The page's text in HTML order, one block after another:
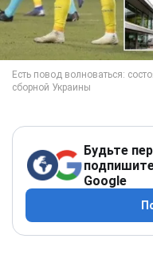
Будьте
Google